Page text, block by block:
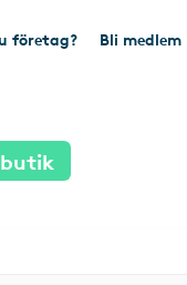
företag? Bli medlem